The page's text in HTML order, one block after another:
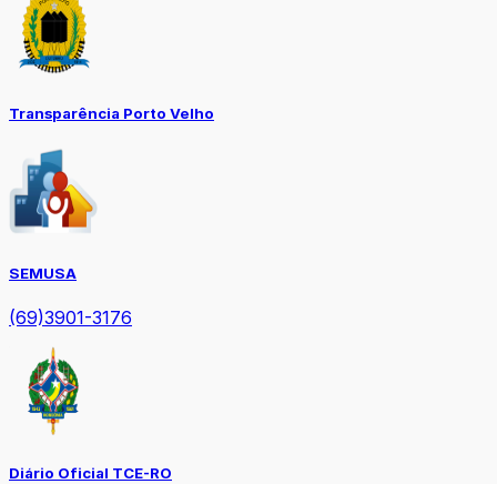
Transparência Porto Velho
SEMUSA
(69)3901-3176
Diário Oficial TCE-RO